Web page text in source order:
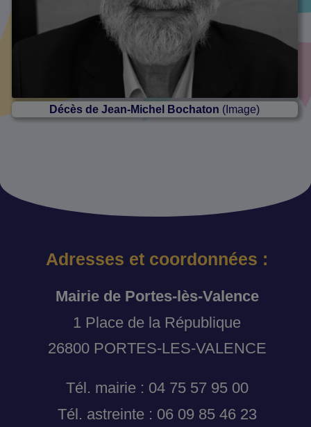
Décès de Jean-Michel Bochaton (Image)
Adresses et coordonnées :
Mairie de Portes-lès-Valence
1 Place de la République
26800 PORTES-LES-VALENCE
Tél. mairie : 04 75 57 95 00
Tél. astreinte : 06 09 85 46 23